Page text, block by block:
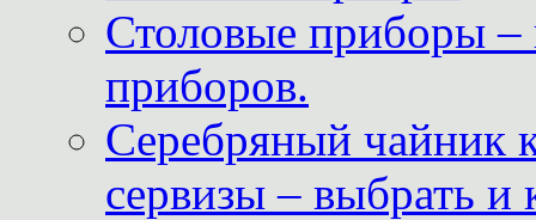
Столовые приборы –
приборов.
Серебряный чайник
сервизы – выбрать и